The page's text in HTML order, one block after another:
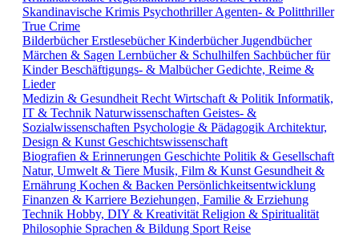
Skandinavische Krimis PsychothrillerAgenten- & Politthriller
True Crime
BilderbücherErstlesebücherKinderbücherJugendbücher
Märchen & Sagen Lernbücher & Schulhilfen Sachbücher für
KinderBeschäftigungs- & MalbücherGedichte, Reime &
Lieder
Medizin & Gesundheit Recht Wirtschaft & Politik Informatik,
IT & Technik Naturwissenschaften Geistes- &
Sozialwissenschaften Psychologie & Pädagogik Architektur,
Design & Kunst Geschichtswissenschaft
Biografien & Erinnerungen Geschichte Politik & Gesellschaft
Natur, Umwelt & Tiere Musik, Film & Kunst Gesundheit &
Ernährung Kochen & Backen Persönlichkeitsentwicklung
Finanzen & Karriere Beziehungen, Familie & Erziehung
Technik Hobby, DIY & Kreativität Religion & Spiritualität
Philosophie Sprachen & Bildung Sport Reise